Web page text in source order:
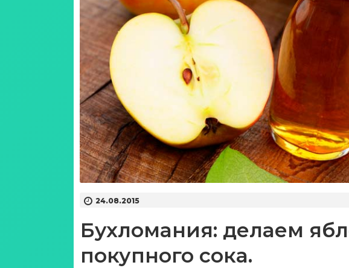
24.08.2015
Бухломания: делаем
покупного сока.